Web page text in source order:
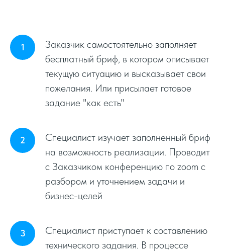
Заказчик самостоятельно заполняет
бесплатный бриф, в котором описывает
текущую ситуацию и высказывает свои
пожелания. Или присылает готовое
задание "как есть"
Специалист изучает заполненный бриф
на возможность реализации. Проводит
с Заказчиком конференцию по zoom c
разбором и уточнением задачи и
бизнес-целей
Специалист приступает к составлению
технического задания. В процессе